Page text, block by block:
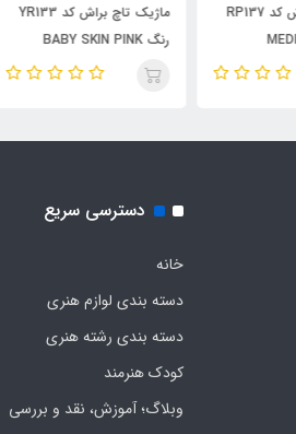
ماژیک تاچ براش کد RP137
ماژیک تاچ براش کد YR133
رنگ BABY SKIN PINK
دسترسی سریع
خانه
دسته بندی لوازم هنری
دسته بندی رشته هنری
کودک هنرمند
وبلاگ؛ آموزش، نقد و بررسی